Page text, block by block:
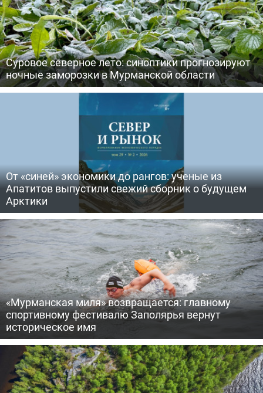
Суровое северное лето: синоптики прогнозируют
ночные заморозки в Мурманской области
От «синей» экономики до рангов: ученые из
Апатитов выпустили свежий сборник о будущем
Арктики
«Мурманская миля» возвращается: главному
спортивному фестивалю Заполярья вернут
историческое имя